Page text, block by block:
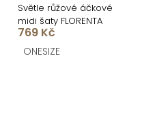
Světle růžové áčkové
midi šaty FLORENTA
769 Kč
ONESIZE